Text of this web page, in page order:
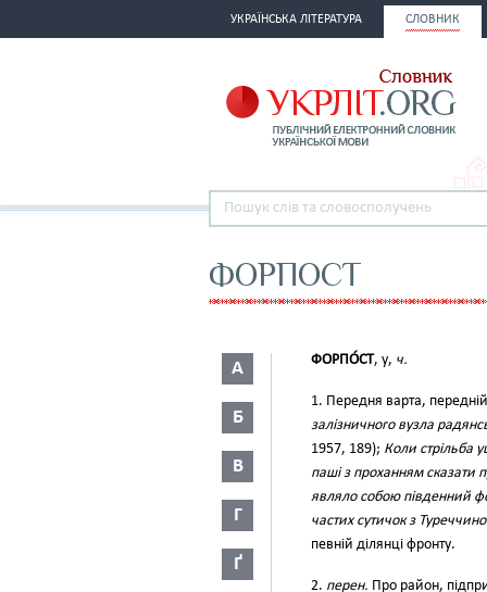
УКРАЇНСЬКА ЛІТЕРАТУРА СЛОВНИК
ФОРПОСТ
А
Б
В
Г
Ґ
ФОРПО́СТ, у, ч.
1. Передня варта,
залізничного вузла
1957, 189); Коли стрільба
паші з проханням сказати
являло собою південний
частих сутичок з
певній ділянці фронту.
2. перен. Про район,